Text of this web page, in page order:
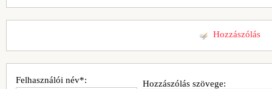
Hozzászólás
Hozzászólás szövege:
Felhasználói név*: